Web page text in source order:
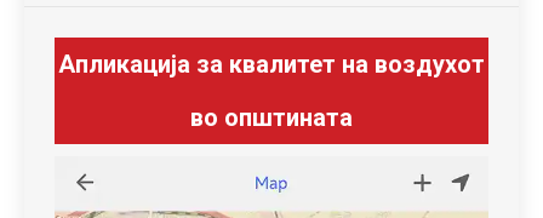
Апликација за квалитет на воздухот
во општината